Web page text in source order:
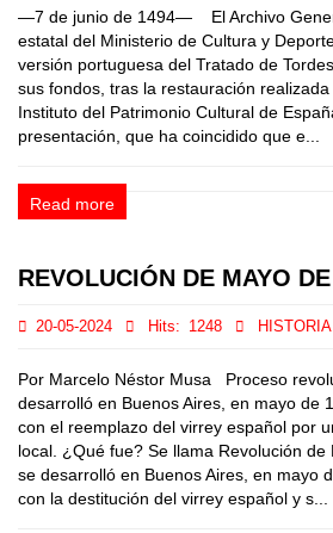
—7 de junio de 1494— El Archivo
estatal del Ministerio de Cultura y
versión portuguesa del Tratado de
sus fondos, tras la restauración
Instituto del Patrimonio Cultural de
presentación, que ha coincidido que e...
Read more
REVOLUCIÓN DE MAYO
20-05-2024 Hits: 1248 HISTORIA
Por Marcelo Néstor Musa Proceso
desarrolló en Buenos Aires, en mayo de
con el reemplazo del virrey español por
local. ¿Qué fue? Se llama Revolución
se desarrolló en Buenos Aires, en mayo
con la destitución del virrey español y s...